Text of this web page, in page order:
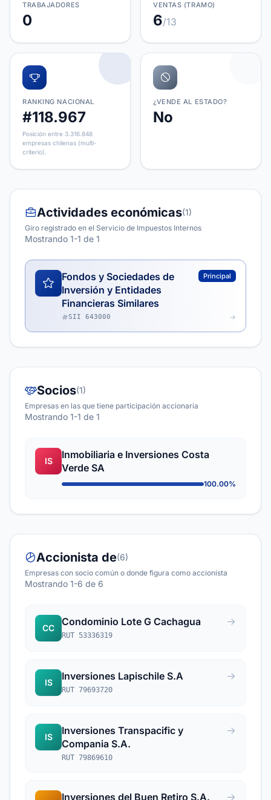
TRABAJADORES
0
VENTAS (TRAMO)
6/13
RANKING NACIONAL
#118.967
Posición entre 3.316.848
empresas chilenas (multi-
criterio).
¿VENDE AL ESTADO?
No
Actividades económicas(1)
Giro registrado en el Servicio de Impuestos Internos
Mostrando 1-1 de 1
Fondos y Sociedades de
Inversión y Entidades
Financieras Similares
Principal
SII 643000
Socios(1)
Empresas en las que tiene participación accionaria
Mostrando 1-1 de 1
IS
Inmobiliaria e Inversiones Costa
Verde SA
100.00%
Accionista de(6)
Empresas con socio común o donde figura como accionista
Mostrando 1-6 de 6
CC
Condominio Lote G Cachagua
RUT 53336319
IS
Inversiones Lapischile S.A
RUT 79693720
IS
Inversiones Transpacific y
Compania S.A.
RUT 79869610
Inversiones del Buen Retiro S.A.